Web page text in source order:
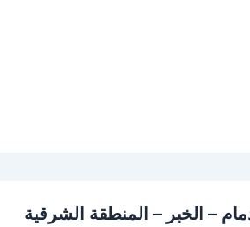
– الخبر – المنطقة الشرقية